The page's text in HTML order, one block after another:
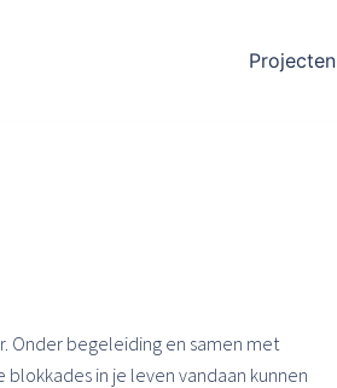
Projecten
Onder begeleiding en samen met
in je leven vandaan kunnen